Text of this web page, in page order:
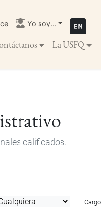
Yo soy...
La USFQ
calificados.
Cargo